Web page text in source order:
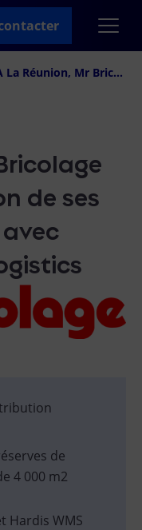
A La Réunion, Mr Bricolage optimise la gestion de ses stocks magasins avec Hardis In-Store Logistics
de ses
de
4 000 m2
Hardis WMS